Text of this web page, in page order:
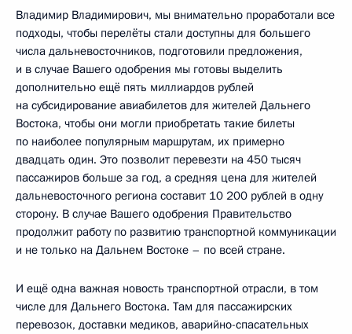
Владимир Владимирович, мы внимательно проработали все
подходы, чтобы перелёты стали доступны для большего
числа дальневосточников, подготовили предложения,
и в случае Вашего одобрения мы готовы выделить
дополнительно ещё пять миллиардов рублей
на субсидирование авиабилетов для жителей Дальнего
Востока, чтобы они могли приобретать такие билеты
по наиболее популярным маршрутам, их примерно
двадцать один. Это позволит перевезти на 450 тысяч
пассажиров больше за год, а средняя цена для жителей
дальневосточного региона составит 10 200 рублей в одну
сторону. В случае Вашего одобрения Правительство
продолжит работу по развитию транспортной коммуникации
и не только на Дальнем Востоке – по всей стране.
И ещё одна важная новость транспортной отрасли, в том
числе для Дальнего Востока. Там для пассажирских
перевозок, доставки медиков, аварийно-спасательных